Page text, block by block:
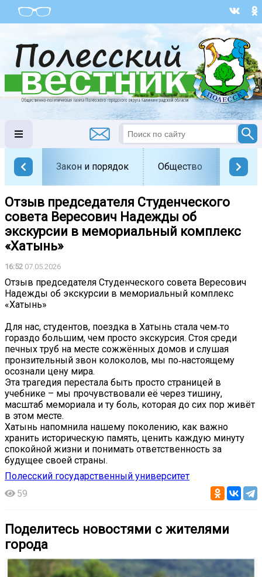
Закон и порядок Общество
Отзыв председателя Студенческого
совета Вересович Надежды об
экскурсии в мемориальный комплекс
«Хатынь»
16:52 07.05.2026
Отзыв председателя Студенческого совета Вересович
Надежды об экскурсии в мемориальный комплекс
«Хатынь»
Для нас, студентов, поездка в Хатынь стала чем‑то
гораздо большим, чем просто экскурсия. Стоя среди
печных труб на месте сожжённых домов и слушая
пронзительный звон колоколов, мы по‑настоящему
осознали цену мира.
Эта трагедия перестала быть просто страницей в
учебнике – мы прочувствовали её через тишину,
масштаб мемориала и ту боль, которая до сих пор живёт
в этом месте.
Хатынь напомнила нашему поколению, как важно
хранить историческую память, ценить каждую минуту
спокойной жизни и понимать ответственность за
будущее своей страны.
Полесский государственный университет
59
Поделитесь новостями с жителями
города